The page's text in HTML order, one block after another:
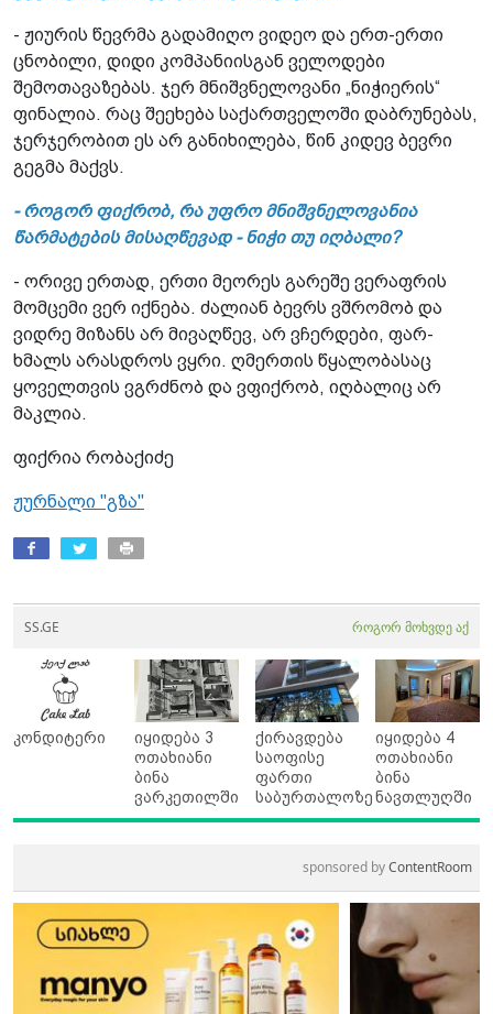
- ჟიურის წევრმა გადამიღო ვიდეო და ერთ-ერთი
ცნობილი, დიდი კომპანიისგან ველოდები
შემოთავაზებას. ჯერ მნიშვნელოვანი „ნიჭიერის“
ფინალია. რაც შეეხება საქართველოში დაბრუნებას,
ჯერჯერობით ეს არ განიხილება, წინ კიდევ ბევრი
გეგმა მაქვს.
- როგორ ფიქრობ, რა უფრო მნიშვნელოვანია
წარმატების მისაღწევად - ნიჭი თუ იღბალი?
- ორივე ერთად, ერთი მეორეს გარეშე ვერაფრის
მომცემი ვერ იქნება. ძალიან ბევრს ვშრომობ და
ვიდრე მიზანს არ მივაღწევ, არ ვჩერდები, ფარ-
ხმალს არასდროს ვყრი. ღმერთის წყალობასაც
ყოველთვის ვგრძნობ და ვფიქრობ, იღბალიც არ
მაკლია.
ფიქრია რობაქიძე
ჟურნალი "გზა"
SS.GE როგორ მოხვდე აქ
კონდიტერი
იყიდება 3
ოთახიანი
ბინა
ვარკეთილში
ქირავდება
საოფისე
ფართი
საბურთალოზე
იყიდება 4
ოთახიანი
ბინა
ნავთლუღში
sponsored byContentRoom